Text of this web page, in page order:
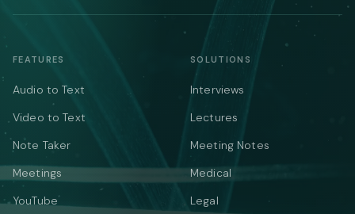
FEATURES
Audio to Text
Video to Text
Note Taker
Meetings
YouTube
SOLUTIONS
Interviews
Lectures
Meeting Notes
Medical
Legal